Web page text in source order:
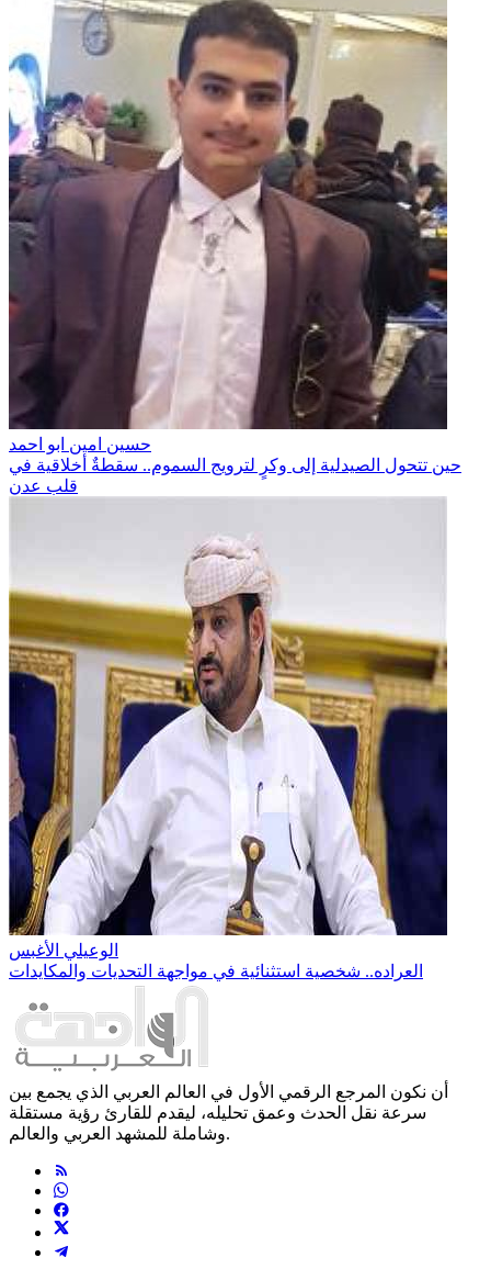
حسين امين ابو احمد
حين تتحول الصيدلية إلى وكرٍ لترويج السموم.. سقطةٌ أخلاقية في
قلب عدن
الوعيلي الأغبس
العراده.. شخصية استثنائية في مواجهة التحديات والمكايدات
أن نكون المرجع الرقمي الأول في العالم العربي الذي يجمع بين
سرعة نقل الحدث وعمق تحليله، ليقدم للقارئ رؤية مستقلة
وشاملة للمشهد العربي والعالم.